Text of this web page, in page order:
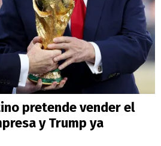
pretende vender el
y Trump ya